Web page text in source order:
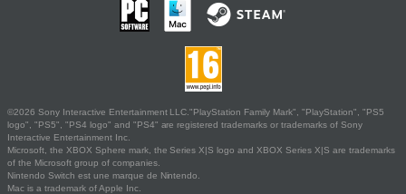
©2026 Sony Interactive Entertainment LLC."PlayStation Family Mark", "PlayStation", "PS5
logo", "PS5", "PS4 logo" and "PS4" are registered trademarks or trademarks of Sony
Interactive Entertainment Inc.
Microsoft, the XBOX Sphere mark, the Series X|S logo and XBOX Series X|S are trademarks
of the Microsoft group of companies.
Nintendo Switch est une marque de Nintendo.
Mac is a trademark of Apple Inc.